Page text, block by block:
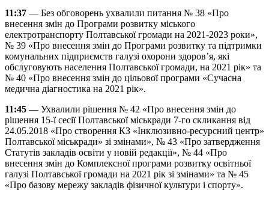
11:37 — Без обговорень ухвалили питання № 38 «Про
внесення змін до Програми розвитку міського
електротранспорту Полтавської громади на 2021-2023 роки»,
№ 39 «Про внесення змін до Програми розвитку та підтримки
комунальних підприємств галузі охорони здоров’я, які
обслуговують населення Полтавської громади, на 2021 рік» та
№ 40 «Про внесення змін до цільової програми «Сучасна
медична діагностика на 2021 рік».
11:45 — Ухвалили рішення № 42 «Про внесення змін до
рішення 15-ї сесії Полтавської міськради 7-го скликання від
24.05.2018 «Про створення КЗ «Інклюзивно-ресурсний центр»
Полтавської міськради» зі змінами», № 43 «Про затвердження
Статутів закладів освіти у новій редакції», № 44 «Про
внесення змін до Комплексної програми розвитку освітньої
галузі Полтавської громади на 2021 рік зі змінами» та № 45
«Про базову мережу закладів фізичної культури і спорту».